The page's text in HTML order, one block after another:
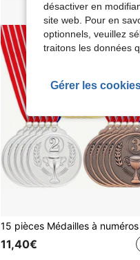
11,40€
désactiver en
site web. Pour en
optionnels, veuillez
traitons les données
Gérer les